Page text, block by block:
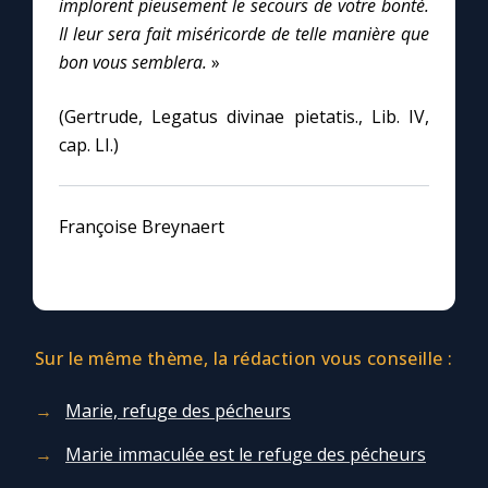
implorent pieusement le secours de votre bonté.
Il leur sera fait miséricorde de telle manière que
bon vous semblera. »
(Gertrude, Legatus divinae pietatis., Lib. IV,
cap. LI.)
Françoise Breynaert
Sur le même thème, la rédaction vous conseille :
Marie, refuge des pécheurs
Marie immaculée est le refuge des pécheurs